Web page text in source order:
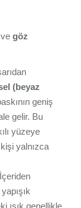
ve göz
(beyaz
geniş
gelir. Bu
yüzeye
yalnızca
İçeriden
ışık genellikle